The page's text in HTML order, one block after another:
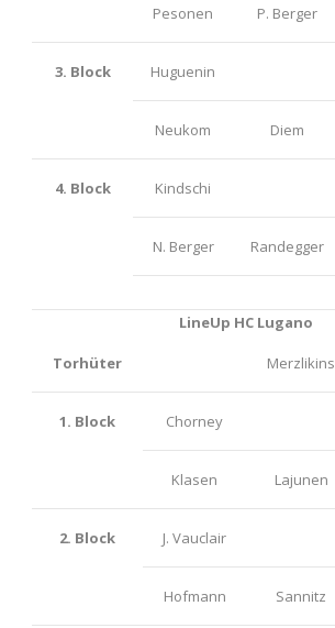
Pesonen P. Berger
3. Block Huguenin
Neukom Diem
4. Block Kindschi
N. Berger Randegger
LineUp HC Lugano
Torhüter Merzlikins
1. Block Chorney
Klasen Lajunen
2. Block J. Vauclair
Hofmann Sannitz